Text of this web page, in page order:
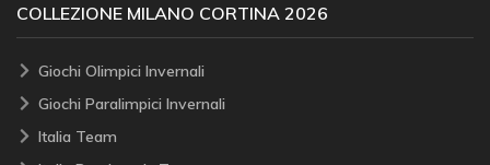
COLLEZIONE MILANO CORTINA 2026
Giochi Olimpici Invernali
Giochi Paralimpici Invernali
Italia Team